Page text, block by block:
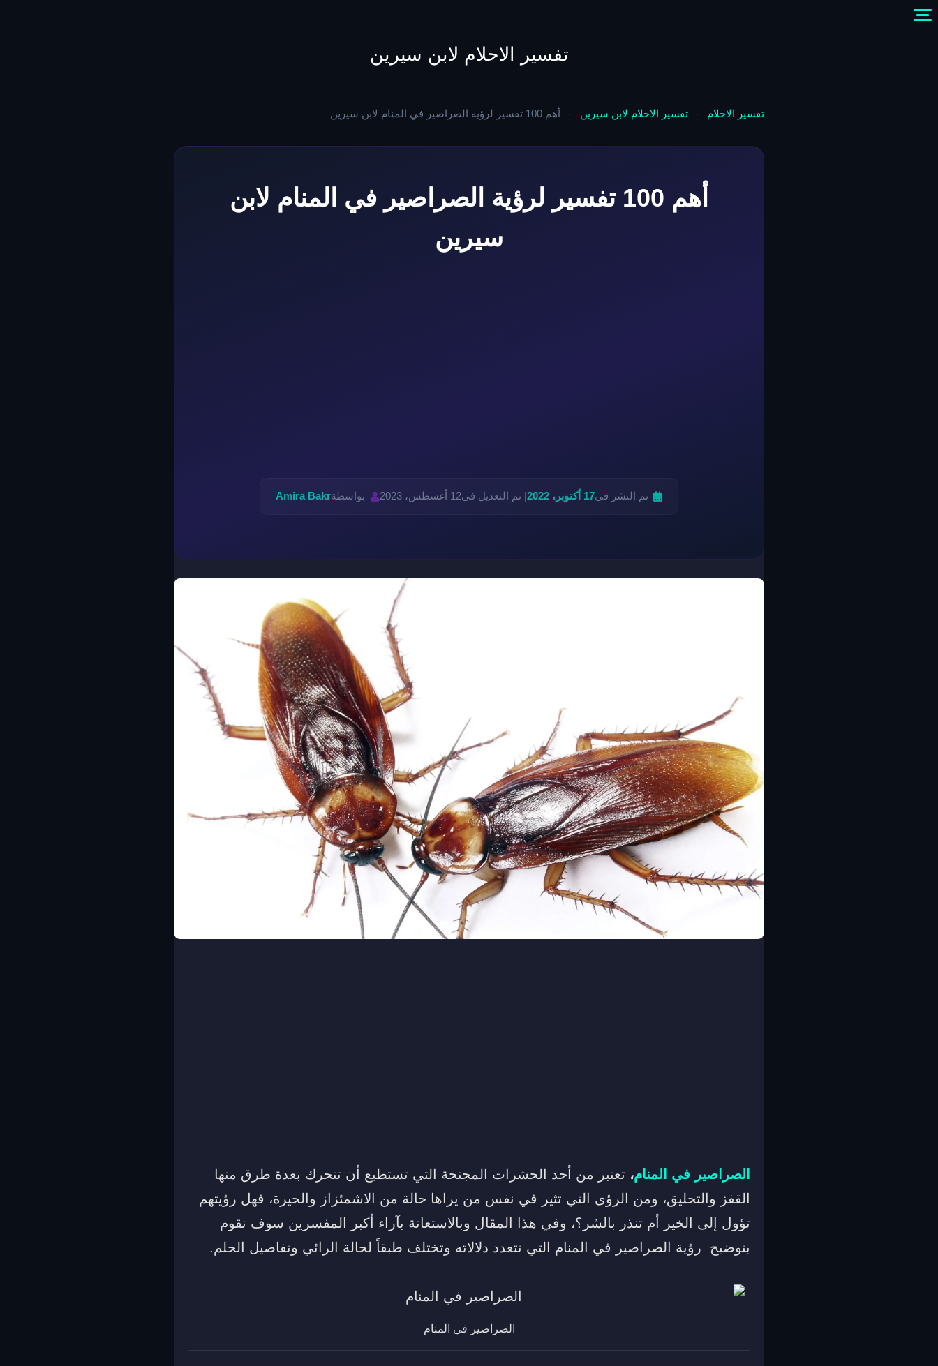
تفسير الاحلام لابن سيرين
تفسير الاحلام - تفسير الاحلام لابن سيرين - أهم 100 تفسير لرؤية الصراصير في المنام لابن سيرين
أهم 100 تفسير لرؤية الصراصير في المنام لابن
سيرين
تم النشر في17 أكتوبر، 2022 | تم التعديل في12 أغسطس، 2023 بواسطةAmira Bakr
الصراصير في المنام، تعتبر من أحد الحشرات المجنحة التي تستطيع أن تتحرك بعدة طرق منها
القفز والتحليق، ومن الرؤى التي تثير في نفس من يراها حالة من الاشمئزاز والحيرة، فهل رؤيتهم
تؤول إلى الخير أم تنذر بالشر؟، وفي هذا المقال وبالاستعانة بآراء أكبر المفسرين سوف نقوم
بتوضيح رؤية الصراصير في المنام التي تتعدد دلالاته وتختلف طبقاً لحالة الرائي وتفاصيل الحلم.
الصراصير في المنام